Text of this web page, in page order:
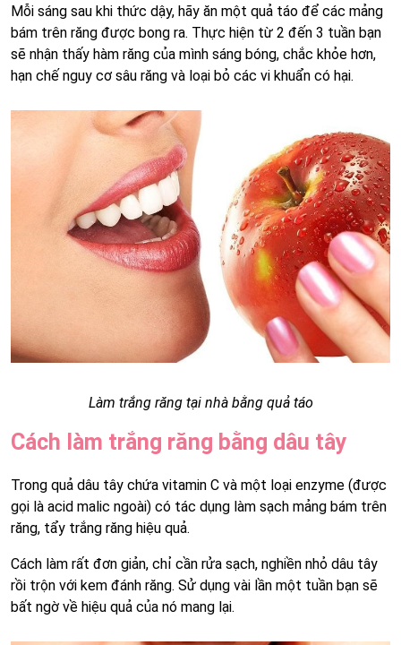
Mỗi sáng sau khi thức dậy, hãy ăn một quả táo để các mảng
bám trên răng được bong ra. Thực hiện từ 2 đến 3 tuần bạn
sẽ nhận thấy hàm răng của mình sáng bóng, chắc khỏe hơn,
hạn chế nguy cơ sâu răng và loại bỏ các vi khuẩn có hại.
Làm trắng răng tại nhà bằng quả táo
Cách làm trắng răng bằng dâu tây
Trong quả dâu tây chứa vitamin C và một loại enzyme (được
gọi là acid malic ngoài) có tác dụng làm sạch mảng bám trên
răng, tẩy trắng răng hiệu quả.
Cách làm rất đơn giản, chỉ cần rửa sạch, nghiền nhỏ dâu tây
rồi trộn với kem đánh răng. Sử dụng vài lần một tuần bạn sẽ
bất ngờ về hiệu quả của nó mang lại.